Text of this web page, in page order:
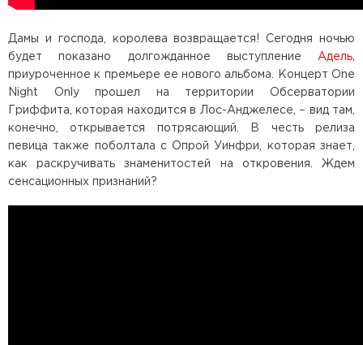
Дамы и господа, королева возвращается! Сегодня ночью
будет показано долгожданное выступление Адель
приуроченное к премьере ее нового альбома. Концерт One
Night Only прошел на территории Обсерватории
Гриффита, которая находится в Лос-Анджелесе, – вид там,
конечно, открывается потрясающий. В честь релиза
певица также поболтала с Опрой Уинфри, которая знает,
как раскручивать знаменитостей на откровения. Ждем
сенсационных признаний?